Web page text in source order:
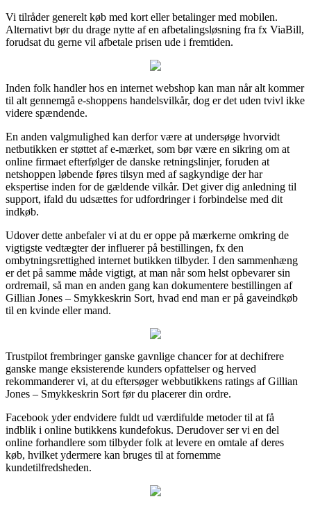
Vi tilråder generelt køb med kort eller betalinger med mobilen.
Alternativt bør du drage nytte af en afbetalingsløsning fra fx ViaBill,
forudsat du gerne vil afbetale prisen ude i fremtiden.
Inden folk handler hos en internet webshop kan man når alt kommer
til alt gennemgå e-shoppens handelsvilkår, dog er det uden tvivl ikke
videre spændende.
En anden valgmulighed kan derfor være at undersøge hvorvidt
netbutikken er støttet af e-mærket, som bør være en sikring om at
online firmaet efterfølger de danske retningslinjer, foruden at
netshoppen løbende føres tilsyn med af sagkyndige der har
ekspertise inden for de gældende vilkår. Det giver dig anledning til
support, ifald du udsættes for udfordringer i forbindelse med dit
indkøb.
Udover dette anbefaler vi at du er oppe på mærkerne omkring de
vigtigste vedtægter der influerer på bestillingen, fx den
ombytningsrettighed internet butikken tilbyder. I den sammenhæng
er det på samme måde vigtigt, at man når som helst opbevarer sin
ordremail, så man en anden gang kan dokumentere bestillingen af
Gillian Jones – Smykkeskrin Sort, hvad end man er på gaveindkøb
til en kvinde eller mand.
Trustpilot frembringer ganske gavnlige chancer for at dechifrere
ganske mange eksisterende kunders opfattelser og herved
rekommanderer vi, at du eftersøger webbutikkens ratings af Gillian
Jones – Smykkeskrin Sort før du placerer din ordre.
Facebook yder endvidere fuldt ud værdifulde metoder til at få
indblik i online butikkens kundefokus. Derudover ser vi en del
online forhandlere som tilbyder folk at levere en omtale af deres
køb, hvilket ydermere kan bruges til at fornemme
kundetilfredsheden.